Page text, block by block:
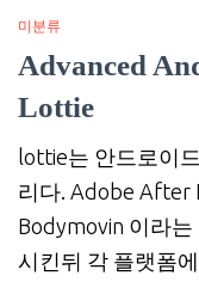
미분류
Advanced
Lottie
lottie는 안드로이
리다. Adobe After
Bodymovin 이라
시킨뒤 각 플랫폼